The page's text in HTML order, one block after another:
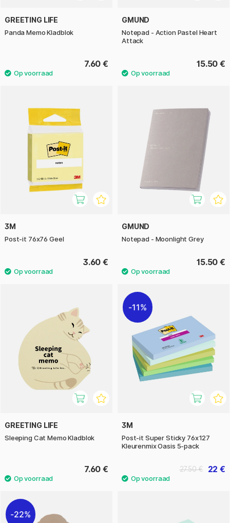
GREETING LIFE
Panda Memo Kladblok
7.60 €
GMUND
Notepad - Action Pastel Heart
Attack
15.50 €
3M
Post-it 76x76 Geel
3.60 €
GMUND
Notepad - Moonlight Grey
15.50 €
GREETING LIFE
Sleeping Cat Memo Kladblok
7.60 €
11%
3M
Post-it Super Sticky 76x127
Kleurenmix Oasis 5-pack
22 €
27.50 €
22%